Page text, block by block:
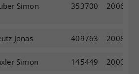
Simon 353700 2006
Jonas 409763 2008
Simon 145449 2000